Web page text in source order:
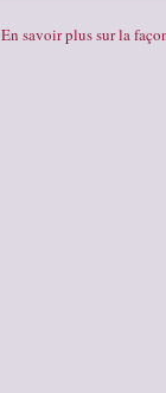
En savoir plus sur la